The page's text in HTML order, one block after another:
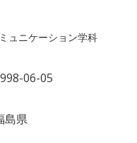
ュニケーション学科
06-05
島県